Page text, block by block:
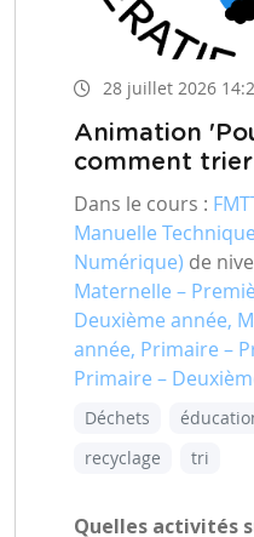
28 juillet 2026
Animation
comment trier
Dans le cours :
Manuelle
Numérique) de
Maternelle –
Deuxième année,
année, Primaire –
Primaire –
Déchets
recyclage
tri
Quelles activités